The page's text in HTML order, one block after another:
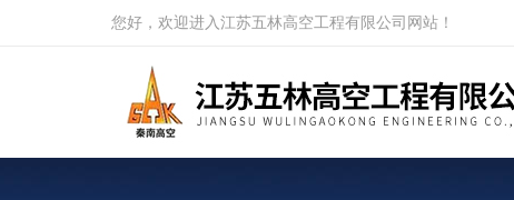
您好，欢迎进入江苏五林高空工程有限公司网站！